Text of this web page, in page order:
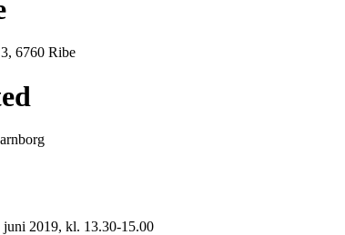
3, 6760 Ribe
juni 2019, kl. 13.30-15.00